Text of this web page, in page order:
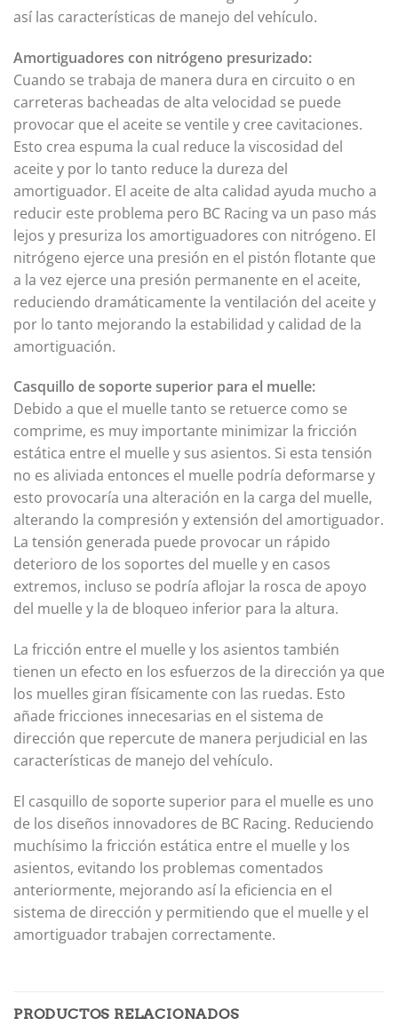
así las características de manejo del vehículo.
Amortiguadores con nitrógeno presurizado:
Cuando se trabaja de manera dura en circuito o en
carreteras bacheadas de alta velocidad se puede
provocar que el aceite se ventile y cree cavitaciones.
Esto crea espuma la cual reduce la viscosidad del
aceite y por lo tanto reduce la dureza del
amortiguador. El aceite de alta calidad ayuda mucho a
reducir este problema pero BC Racing va un paso más
lejos y presuriza los amortiguadores con nitrógeno. El
nitrógeno ejerce una presión en el pistón flotante que
a la vez ejerce una presión permanente en el aceite,
reduciendo dramáticamente la ventilación del aceite y
por lo tanto mejorando la estabilidad y calidad de la
amortiguación.
Casquillo de soporte superior para el muelle:
Debido a que el muelle tanto se retuerce como se
comprime, es muy importante minimizar la fricción
estática entre el muelle y sus asientos. Si esta tensión
no es aliviada entonces el muelle podría deformarse y
esto provocaría una alteración en la carga del muelle,
alterando la compresión y extensión del amortiguador.
La tensión generada puede provocar un rápido
deterioro de los soportes del muelle y en casos
extremos, incluso se podría aflojar la rosca de apoyo
del muelle y la de bloqueo inferior para la altura.
La fricción entre el muelle y los asientos también
tienen un efecto en los esfuerzos de la dirección ya que
los muelles giran físicamente con las ruedas. Esto
añade fricciones innecesarias en el sistema de
dirección que repercute de manera perjudicial en las
características de manejo del vehículo.
El casquillo de soporte superior para el muelle es uno
de los diseños innovadores de BC Racing. Reduciendo
muchísimo la fricción estática entre el muelle y los
asientos, evitando los problemas comentados
anteriormente, mejorando así la eficiencia en el
sistema de dirección y permitiendo que el muelle y el
amortiguador trabajen correctamente.
PRODUCTOS RELACIONADOS